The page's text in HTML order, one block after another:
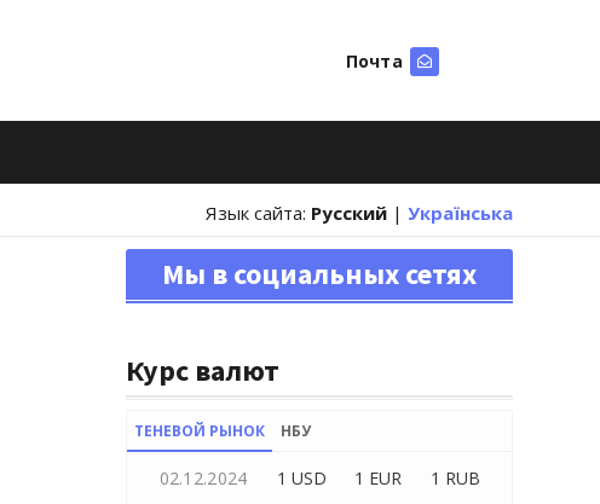
Почта
Язык сайта: Русский | Українська
Мы в социальных сетях
Курс валют
ТЕНЕВОЙ РЫНОК НБУ
02.12.2024 1 USD 1 EUR 1 RUB